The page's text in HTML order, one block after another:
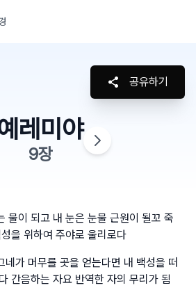
공유하기
레미야
9장
물이 되고 내 눈은 눈물 근원이 될꼬 죽
을 위하여 주야로 울리로다
네가 머무를 곳을 얻는다면 내 백성을 떠
간음하는 자요 반역한 자의 무리가 됨